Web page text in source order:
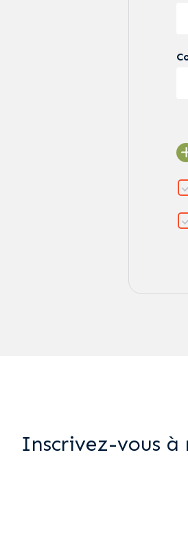
Inscrivez-vous à